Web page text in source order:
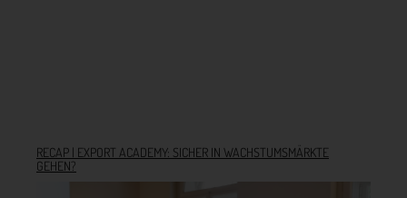
RECAP | EXPORT ACADEMY: SICHER IN WACHSTUMSMÄRKTE
GEHEN?